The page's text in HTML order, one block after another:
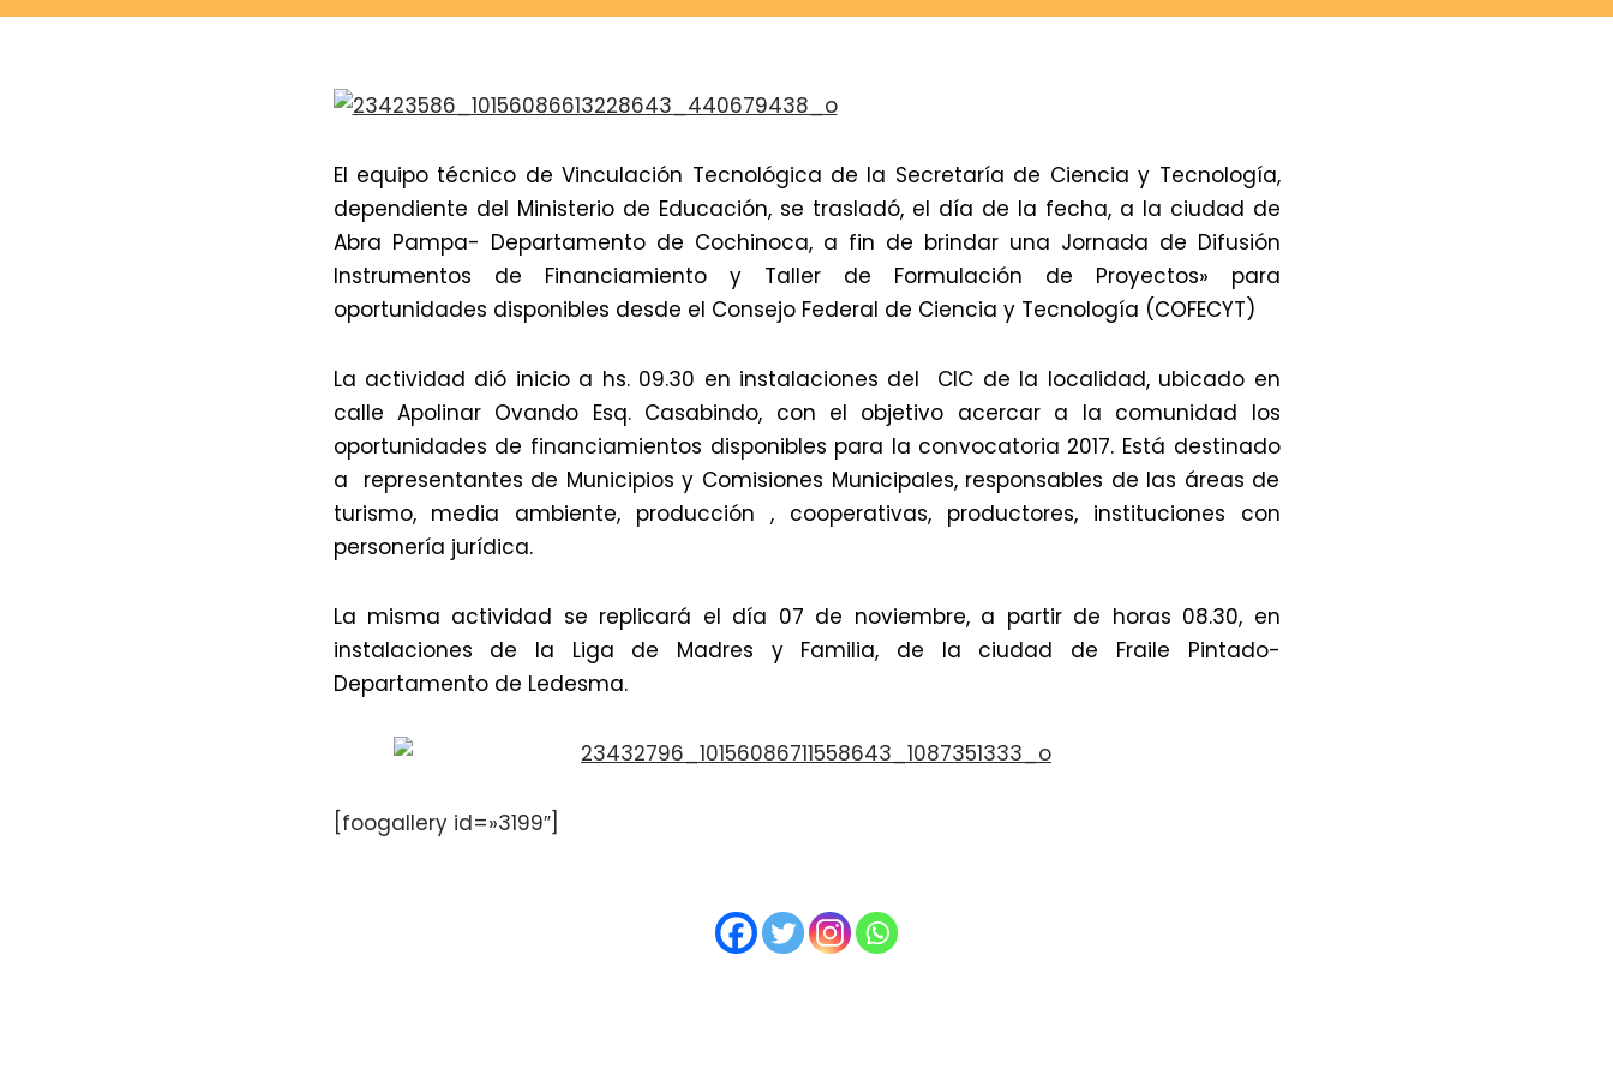
El equipo técnico de Vinculación Tecnológica de la Secretaría de Ciencia y Tecnología,
dependiente del Ministerio de Educación, se trasladó, el día de la fecha, a la ciudad de
Abra Pampa- Departamento de Cochinoca, a fin de brindar una Jornada de Difusión
Instrumentos de Financiamiento y Taller de Formulación de Proyectos» para
oportunidades disponibles desde el Consejo Federal de Ciencia y Tecnología (COFECYT)
La actividad dió inicio a hs. 09.30 en instalaciones del CIC de la localidad, ubicado en
calle Apolinar Ovando Esq. Casabindo, con el objetivo acercar a la comunidad los
oportunidades de financiamientos disponibles para la convocatoria 2017. Está destinado
a representantes de Municipios y Comisiones Municipales, responsables de las áreas de
turismo, media ambiente, producción , cooperativas, productores, instituciones con
personería jurídica.
La misma actividad se replicará el día 07 de noviembre, a partir de horas 08.30, en
instalaciones de la Liga de Madres y Familia, de la ciudad de Fraile Pintado-
Departamento de Ledesma.
[foogallery id=»3199″]